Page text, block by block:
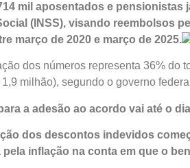
mil aposentados e
(INSS), visando reembolsos
março de 2020 e março de 2025.
dos números representa 36% do
milhão), segundo o governo
a adesão ao acordo vai até o
dos descontos indevidos
inflação na conta em que o